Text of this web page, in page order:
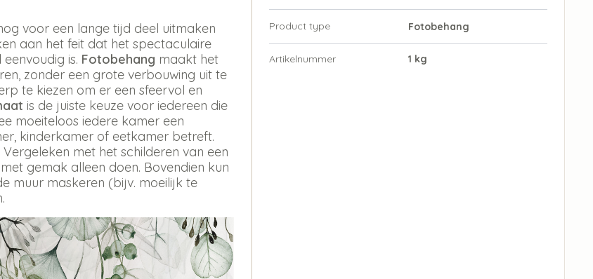
voor een lange tijd deel uitmaken
aan het feit dat het spectaculaire
is. Fotobehang maakt het
zonder een grote verbouwing uit te
te kiezen om er een sfeervol en
is de juiste keuze voor iedereen die
moeiteloos iedere kamer een
kinderkamer of eetkamer betreft.
met het schilderen van een
gemak alleen doen. Bovendien kun
muur maskeren (bijv. moeilijk te
Product type Fotobehang
Artikelnummer 1 kg